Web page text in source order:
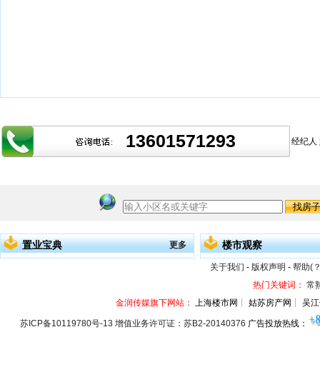
13601571293 经纪
置业宝典 更多 楼市观察
关于我们 - 版权声明 - 帮助(
热门关键词： 常
金润传媒旗下网站： 上海楼市网┊ 姑苏房产网┊ 吴
苏ICP备10119780号-13 增值业务许可证：苏B2-20140376 广告投放热线：